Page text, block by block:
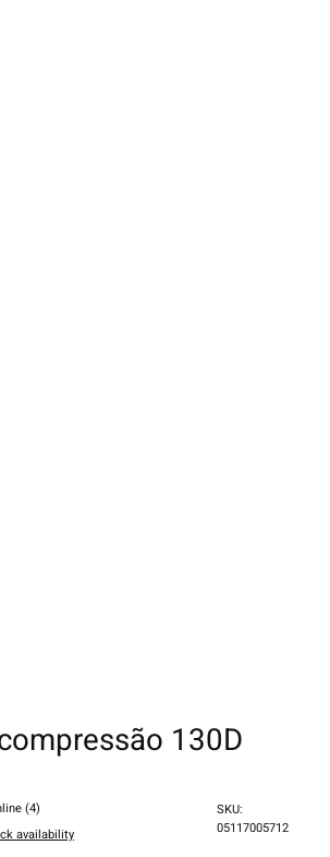
130D
(4)
availability
SKU:
05117005712